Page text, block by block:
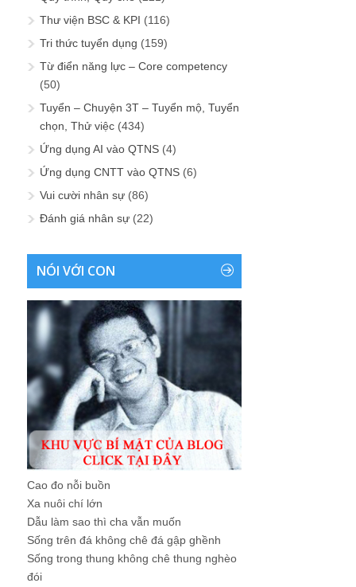
Thư viện BSC & KPI (116)
Tri thức tuyển dụng (159)
Từ điển năng lực – Core competency
(50)
Tuyển – Chuyện 3T – Tuyển mộ, Tuyển
chọn, Thử việc (434)
Ứng dụng AI vào QTNS (4)
Ứng dụng CNTT vào QTNS (6)
Vui cười nhân sự (86)
Đánh giá nhân sự (22)
NÓI VỚI CON
Cao đo nỗi buồn
Xa nuôi chí lớn
Dẫu làm sao thì cha vẫn muốn
Sống trên đá không chê đá gập ghềnh
Sống trong thung không chê thung nghèo
đói